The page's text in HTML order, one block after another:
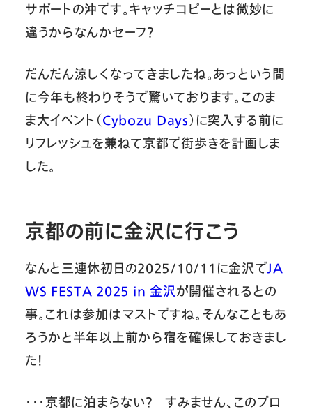
サポートの沖です。キャッチコピーとは微妙に
違うからなんかセーフ？
だんだん涼しくなってきましたね。あっという間
に今年も終わりそうで驚いております。このま
ま大イベント（Cybozu Days）に突入する前に
リフレッシュを兼ねて京都で街歩きを計画しま
した。
京都の前に金沢に行こう
なんと三連休初日の2025/10/11に金沢でJA
WS FESTA 2025 in 金沢が開催されるとの
事。これは参加はマストですね。そんなこともあ
ろうかと半年以上前から宿を確保しておきまし
た！
・・・京都に泊まらない？ すみません、このブロ